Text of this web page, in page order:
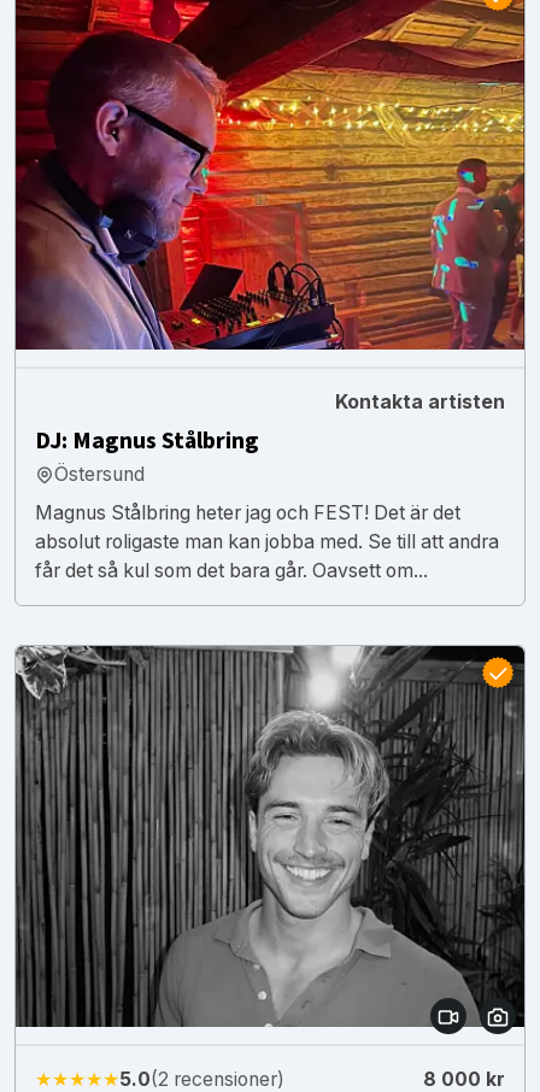
Kontakta artisten
DJ: Magnus Stålbring
Östersund
Magnus Stålbring heter jag och FEST! Det är det
absolut roligaste man kan jobba med. Se till att andra
får det så kul som det bara går. Oavsett om...
★★★★★5.0(2 recensioner) 8 000 kr